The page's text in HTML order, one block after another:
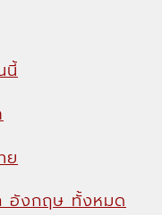
นี้
ย
อังกฤษ ทั้งหมด